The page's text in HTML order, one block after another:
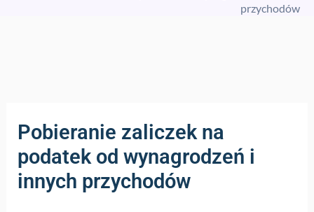
przychodów
Pobieranie zaliczek na
podatek od wynagrodzeń i
innych przychodów